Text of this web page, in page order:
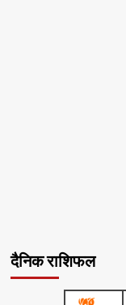
दैनिक राशिफल